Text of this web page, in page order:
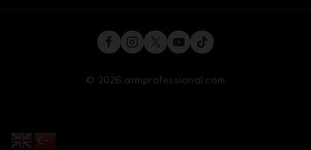
© 2026 armprofessional.com